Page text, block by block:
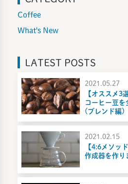
Coffee
What's New
LATEST POSTS
2021.05.27
【オススメ3
コーヒー豆を
(ブレンド編)
2021.02.15
【4:6メソッ
作成器を作り